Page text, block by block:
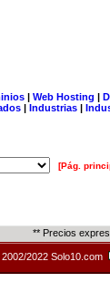
| Web Hosting |
| Industrias |
[Pág.
** Precios
2022 Solo10.com